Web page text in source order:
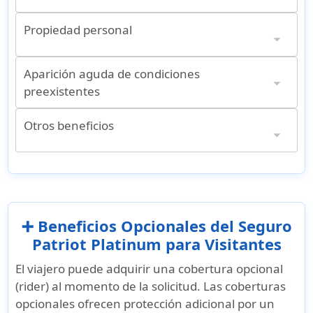
Propiedad personal
Aparición aguda de condiciones
preexistentes
Otros beneficios
➕ Beneficios Opcionales del Seguro
Patriot Platinum para Visitantes
El viajero puede adquirir una cobertura opcional
(rider) al momento de la solicitud. Las coberturas
opcionales ofrecen protección adicional por un